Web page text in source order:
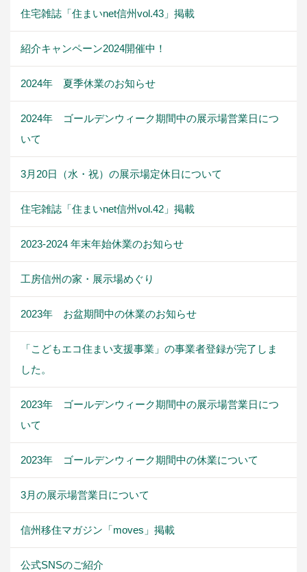
住宅雑誌「住まいnet信州vol.43」掲載
紹介キャンペーン2024開催中！
2024年 夏季休業のお知らせ
2024年 ゴールデンウィーク期間中の展示場営業日につ
いて
3月20日（水・祝）の展示場定休日について
住宅雑誌「住まいnet信州vol.42」掲載
2023-2024 年末年始休業のお知らせ
工房信州の家・展示場めぐり
2023年 お盆期間中の休業のお知らせ
「こどもエコ住まい支援事業」の事業者登録が完了しま
した。
2023年 ゴールデンウィーク期間中の展示場営業日につ
いて
2023年 ゴールデンウィーク期間中の休業について
3月の展示場営業日について
信州移住マガジン「moves」掲載
公式SNSのご紹介